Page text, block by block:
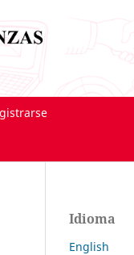
Idioma
English